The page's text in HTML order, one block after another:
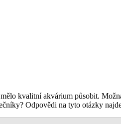
kvalitní akvárium působit.
Odpovědi na tyto otázky